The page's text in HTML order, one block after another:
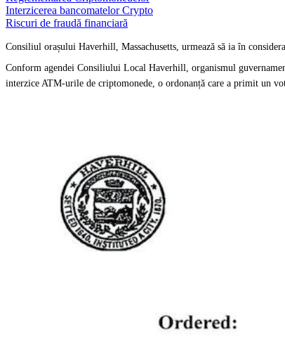
Interzicerea bancomatelor Crypto
Riscuri de fraudă financiară
Consiliul orașului Haverhill, Massachusetts, urmează să ia în
Conform agendei Consiliului Local Haverhill, organismul
interzice ATM-urile de criptomonede, o ordonanță care a primit un